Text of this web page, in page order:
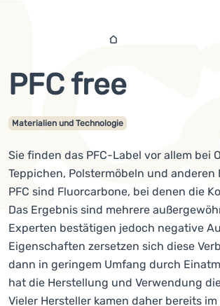
PFC free
Materialien und Technologie
Sie finden das PFC-Label vor allem bei
Teppichen, Polstermöbeln und anderen
PFC sind Fluorcarbone, bei denen die
Das Ergebnis sind mehrere
Experten bestätigen jedoch negative
Eigenschaften zersetzen sich diese
dann in geringem Umfang durch
hat die Herstellung und Verwendung
Vieler Hersteller kamen daher bereits